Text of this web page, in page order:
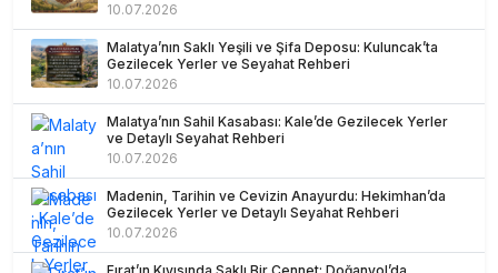
10.07.2026
Malatya’nın Saklı Yeşili ve Şifa Deposu: Kuluncak’ta
Gezilecek Yerler ve Seyahat Rehberi
10.07.2026
Malatya’nın Sahil Kasabası: Kale’de Gezilecek Yerler
ve Detaylı Seyahat Rehberi
10.07.2026
Madenin, Tarihin ve Cevizin Anayurdu: Hekimhan’da
Gezilecek Yerler ve Detaylı Seyahat Rehberi
10.07.2026